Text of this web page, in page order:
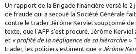
Un rapport de la Brigade financière versé le 2
de fraude qui a secoué la Société Générale
contre le trader Jérôme Kerviel soupçonné de
texte, que l’AFP s’est procuré, Jérôme Kerviel
et « profité de la négligence de sa hiérarchie ».
trader, les policiers estiment que « Jérôme